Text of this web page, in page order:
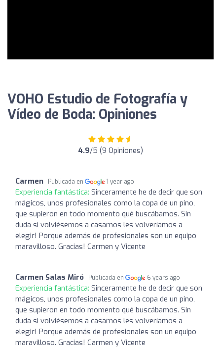
VOHO Estudio de Fotografía y
Vídeo de Boda: Opiniones
4.9/5 (9 Opiniones)
Carmen Publicada en 1 year ago
Experiencia fantástica: Sinceramente he de decir que son
mágicos, unos profesionales como la copa de un pino,
que supieron en todo momento qué buscábamos. Sin
duda si volviésemos a casarnos les volveríamos a
elegir! Porque además de profesionales son un equipo
maravilloso. Gracias! Carmen y Vicente
Carmen Salas Miró Publicada en 6 years ago
Experiencia fantástica: Sinceramente he de decir que son
mágicos, unos profesionales como la copa de un pino,
que supieron en todo momento qué buscábamos. Sin
duda si volviésemos a casarnos les volveríamos a
elegir! Porque además de profesionales son un equipo
maravilloso. Gracias! Carmen y Vicente